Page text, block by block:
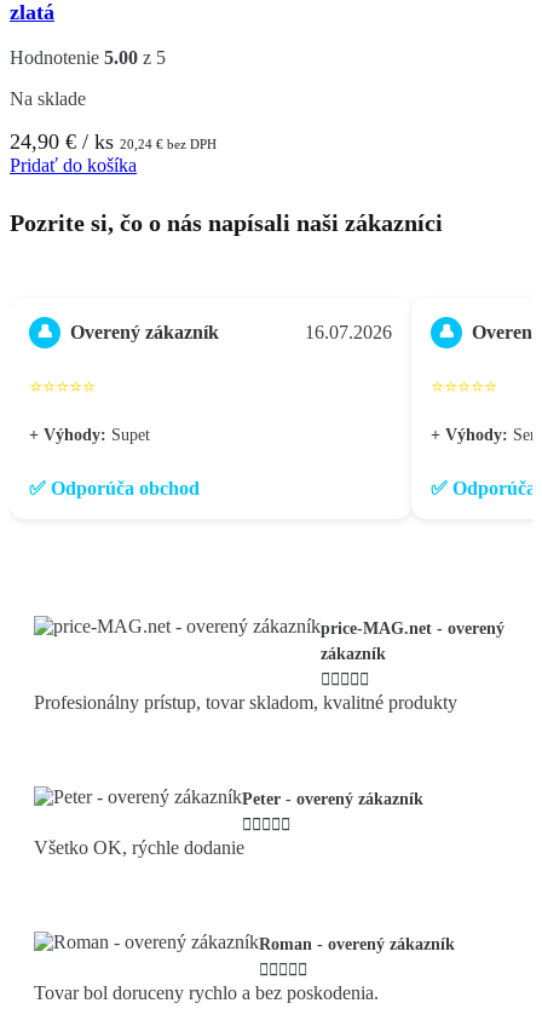
zlatá
Hodnotenie 5.00 z 5
Na sklade
24,90 € / ks 20,24 € bez DPH
Pridať do košíka
Pozrite si, čo o nás napísali naši zákazníci
👤 Overený zákazník 16.07.2026
⭐⭐⭐⭐⭐
+ Výhody: Supet
✅ Odporúča obchod
👤
⭐⭐⭐⭐⭐
+ Výhody:
✅ Odporúča
price-MAG.net - overený
zákazník

Profesionálny prístup, tovar skladom, kvalitné produkty
Peter - overený zákazník

Všetko OK, rýchle dodanie
Roman - overený zákazník

Tovar bol doruceny rychlo a bez poskodenia.